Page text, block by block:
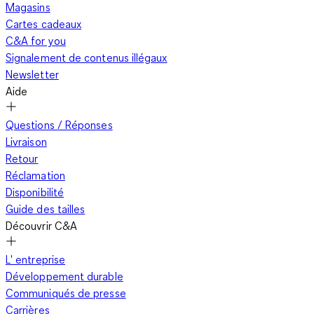
optimal, tandis que les semelles en caoutchouc offrent une
excellente adhérence sur sol humide. Nous proposons
également des modèles en cuir véritable qui demandent un
entretien adapté afin de conserver leur bel aspect au fil du
temps.
Ballerines ou escarpins ? À chacune son style
Escarpins et ballerines apportent une touche d’élégance à
toutes vos tenues. Notre collection d’escarpins couvre tous
les styles, avec des modèles accessibles qui vous permettent
de varier selon les occasions. Les talons hauts sont parfaits
pour une soirée, tandis que des escarpins à talons moyens
conviennent davantage au bureau ou aux rendez-vous
professionnels. Les modèles à talons compensés ou plus épais
Magasins
Cartes cadeaux
C&A for you
Signalement de contenus illégaux
Newsletter
Aide
Questions / Réponses
Livraison
Retour
Réclamation
Disponibilité
Guide des tailles
Découvrir C&A
L' entreprise
Développement durable
Communiqués de presse
Carrières